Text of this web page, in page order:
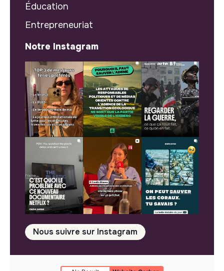
Éducation
Entrepreneuriat
Notre Instagram
Nous suivre sur Instagram